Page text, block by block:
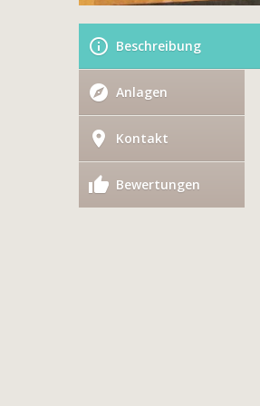
Beschreibung
Anlagen
Kontakt
Bewertungen